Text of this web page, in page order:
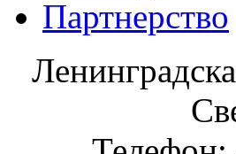
Партнерство